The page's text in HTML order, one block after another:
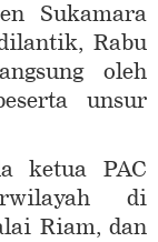
Sukamara
Rabu
oleh
unsur
ketua PAC
di
Riam, dan